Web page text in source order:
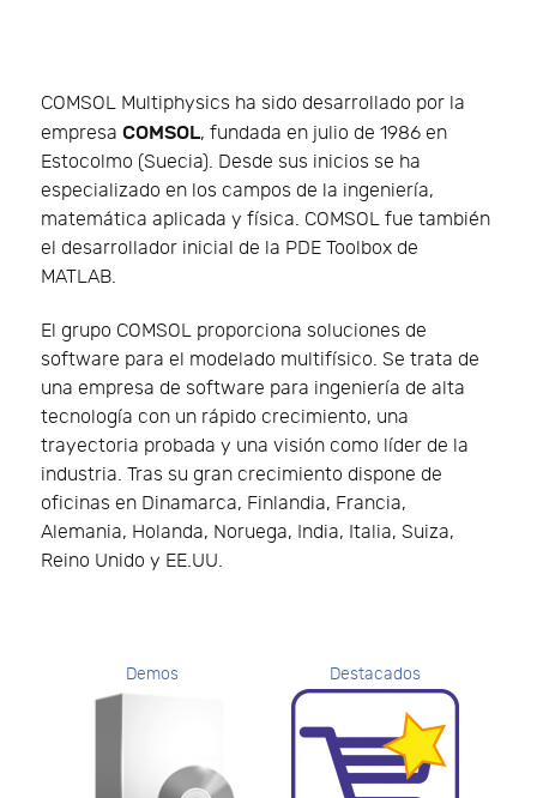
COMSOL Multiphysics ha sido desarrollado por la
empresa COMSOL, fundada en julio de 1986 en
Estocolmo (Suecia). Desde sus inicios se ha
especializado en los campos de la ingeniería,
matemática aplicada y física. COMSOL fue también
el desarrollador inicial de la PDE Toolbox de
MATLAB.
El grupo COMSOL proporciona soluciones de
software para el modelado multifísico. Se trata de
una empresa de software para ingeniería de alta
tecnología con un rápido crecimiento, una
trayectoria probada y una visión como líder de la
industria. Tras su gran crecimiento dispone de
oficinas en Dinamarca, Finlandia, Francia,
Alemania, Holanda, Noruega, India, Italia, Suiza,
Reino Unido y EE.UU.
Demos Destacados